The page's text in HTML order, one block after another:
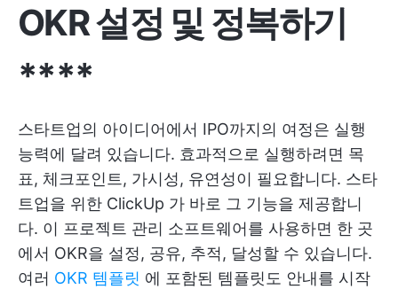
OKR 설정 및 정복하기
****
스타트업의 아이디어에서 IPO까지의 여정은 실행
능력에 달려 있습니다. 효과적으로 실행하려면 목
표, 체크포인트, 가시성, 유연성이 필요합니다. 스타
트업을 위한 ClickUp 가 바로 그 기능을 제공합니
다. 이 프로젝트 관리 소프트웨어를 사용하면 한 곳
에서 OKR을 설정, 공유, 추적, 달성할 수 있습니다.
여러 OKR 템플릿 에 포함된 템플릿도 안내를 시작